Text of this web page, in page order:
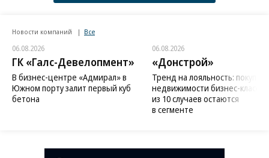
Новости компаний Все
06.08.2026
ГК «Галс-Девелопмент»
В бизнес-центре «Адмирал» в
Южном порту залит первый куб
бетона
06.08.2026
«Донстрой»
Тренд на лояльность:
недвижимости бизнес-класса
из 10 случаев остаются
в сегменте